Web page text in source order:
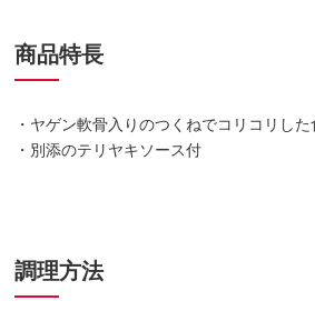
商品特長
・ヤゲン軟骨入りのつくねでコリコリした
・別添のテリヤキソース付
調理方法